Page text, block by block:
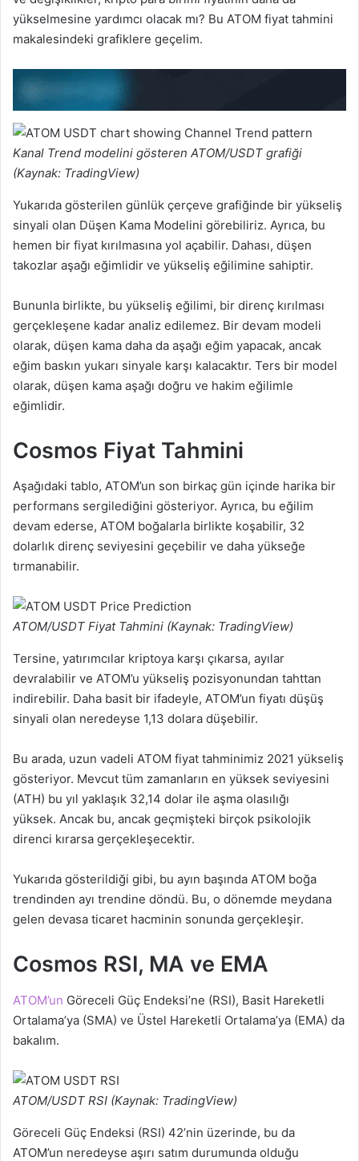
yükselmesine yardımcı olacak mı? Bu ATOM fiyat tahmini
makalesindeki grafiklere geçelim.
Kanal Trend modelini gösteren ATOM/USDT grafiği
(Kaynak: TradingView)
Yukarıda gösterilen günlük çerçeve grafiğinde bir yükseliş
sinyali olan Düşen Kama Modelini görebiliriz. Ayrıca, bu
hemen bir fiyat kırılmasına yol açabilir. Dahası, düşen
takozlar aşağı eğimlidir ve yükseliş eğilimine sahiptir.
Bununla birlikte, bu yükseliş eğilimi, bir direnç kırılması
gerçekleşene kadar analiz edilemez. Bir devam modeli
olarak, düşen kama daha da aşağı eğim yapacak, ancak
eğim baskın yukarı sinyale karşı kalacaktır. Ters bir model
olarak, düşen kama aşağı doğru ve hakim eğilimle
eğimlidir.
Cosmos Fiyat Tahmini
Aşağıdaki tablo, ATOM’un son birkaç gün içinde harika bir
performans sergilediğini gösteriyor. Ayrıca, bu eğilim
devam ederse, ATOM boğalarla birlikte koşabilir, 32
dolarlık direnç seviyesini geçebilir ve daha yükseğe
tırmanabilir.
ATOM/USDT Fiyat Tahmini (Kaynak: TradingView)
Tersine, yatırımcılar kriptoya karşı çıkarsa, ayılar
devralabilir ve ATOM’u yükseliş pozisyonundan tahttan
indirebilir. Daha basit bir ifadeyle, ATOM’un fiyatı düşüş
sinyali olan neredeyse 1,13 dolara düşebilir.
Bu arada, uzun vadeli ATOM fiyat tahminimiz 2021 yükseliş
gösteriyor. Mevcut tüm zamanların en yüksek seviyesini
(ATH) bu yıl yaklaşık 32,14 dolar ile aşma olasılığı
yüksek. Ancak bu, ancak geçmişteki birçok psikolojik
direnci kırarsa gerçekleşecektir.
Yukarıda gösterildiği gibi, bu ayın başında ATOM boğa
trendinden ayı trendine döndü. Bu, o dönemde meydana
gelen devasa ticaret hacminin sonunda gerçekleşir.
Cosmos RSI, MA ve EMA
ATOM’un Göreceli Güç Endeksi’ne (RSI), Basit Hareketli
Ortalama’ya (SMA) ve Üstel Hareketli Ortalama’ya (EMA) da
bakalım.
ATOM/USDT RSI (Kaynak: TradingView)
Göreceli Güç Endeksi (RSI) 42’nin üzerinde, bu da
ATOM’un neredeyse aşırı satım durumunda olduğu